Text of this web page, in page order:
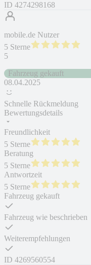
ID 4274298168
mobile.de Nutzer
5 Sterne
5
Fahrzeug gekauft
08.04.2025
Schnelle Rückmeldung
Bewertungsdetails
Freundlichkeit
5 Sterne
Beratung
5 Sterne
Antwortzeit
5 Sterne
Fahrzeug gekauft
Fahrzeug wie beschrieben
Weiterempfehlungen
ID 4269560554